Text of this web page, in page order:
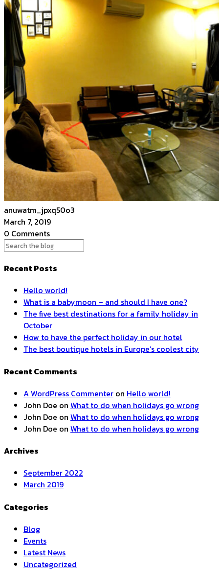
anuwatm_jpxq50o3
March 7, 2019
0 Comments
Recent Posts
Hello world!
What is a babymoon – and should I have one?
The five best destinations for a family holiday in
October
How to have the perfect holiday in our hotel
The best boutique hotels in Europe’s coolest city
Recent Comments
A WordPress Commenter on Hello world!
John Doe on What to do when holidays go wrong
John Doe on What to do when holidays go wrong
John Doe on What to do when holidays go wrong
Archives
September 2022
March 2019
Categories
Blog
Events
Latest News
Uncategorized